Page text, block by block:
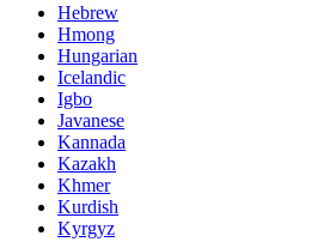
Hebrew
Hmong
Hungarian
Icelandic
Igbo
Javanese
Kannada
Kazakh
Khmer
Kurdish
Kyrgyz